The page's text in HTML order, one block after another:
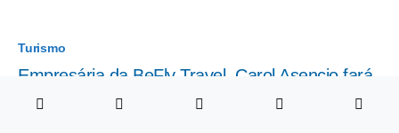
Turismo
Empresária da BeFly Travel, Carol Asencio fará
palestra no evento Bem Mulher